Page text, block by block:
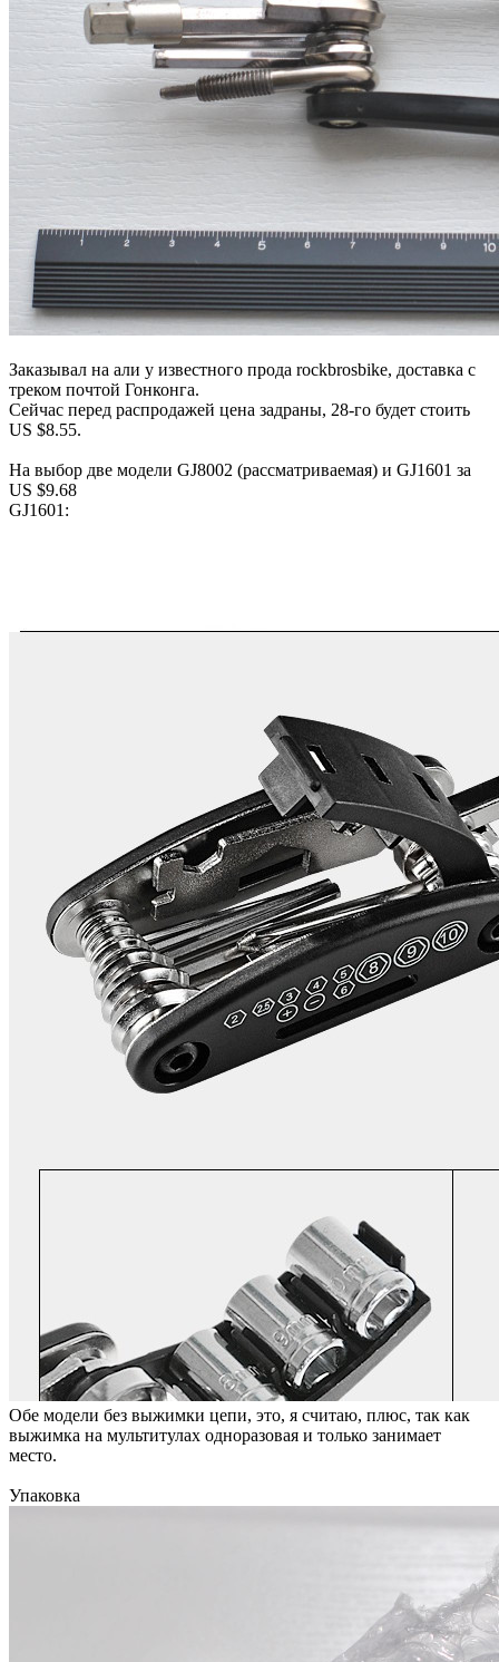
Заказывал на али у известного прода rockbrosbike, доставка с
треком почтой Гонконга.
Сейчас перед распродажей цена задраны, 28-го будет стоить
US $8.55.
На выбор две модели GJ8002 (рассматриваемая) и GJ1601 за
US $9.68
GJ1601:
Обе модели без выжимки цепи, это, я считаю, плюс, так как
выжимка на мультитулах одноразовая и только занимает
место.
Упаковка